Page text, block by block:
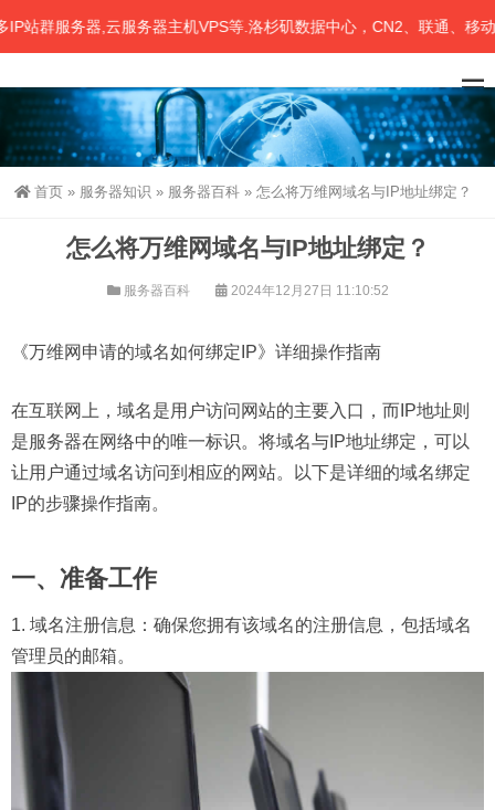
服务器,云服务器主机VPS等.洛杉矶数据中心，CN2、联通、移动三
首页 » 服务器知识 » 服务器百科 » 怎么将万维网域名与IP地址绑定？
怎么将万维网域名与IP地址绑定？
服务器百科 2024年12月27日 11:10:52
《万维网申请的域名如何绑定IP》详细操作指南
在互联网上，域名是用户访问网站的主要入口，而IP地址则
是服务器在网络中的唯一标识。将域名与IP地址绑定，可以
让用户通过域名访问到相应的网站。以下是详细的域名绑定
IP的步骤操作指南。
一、准备工作
1. 域名注册信息：确保您拥有该域名的注册信息，包括域名
管理员的邮箱。